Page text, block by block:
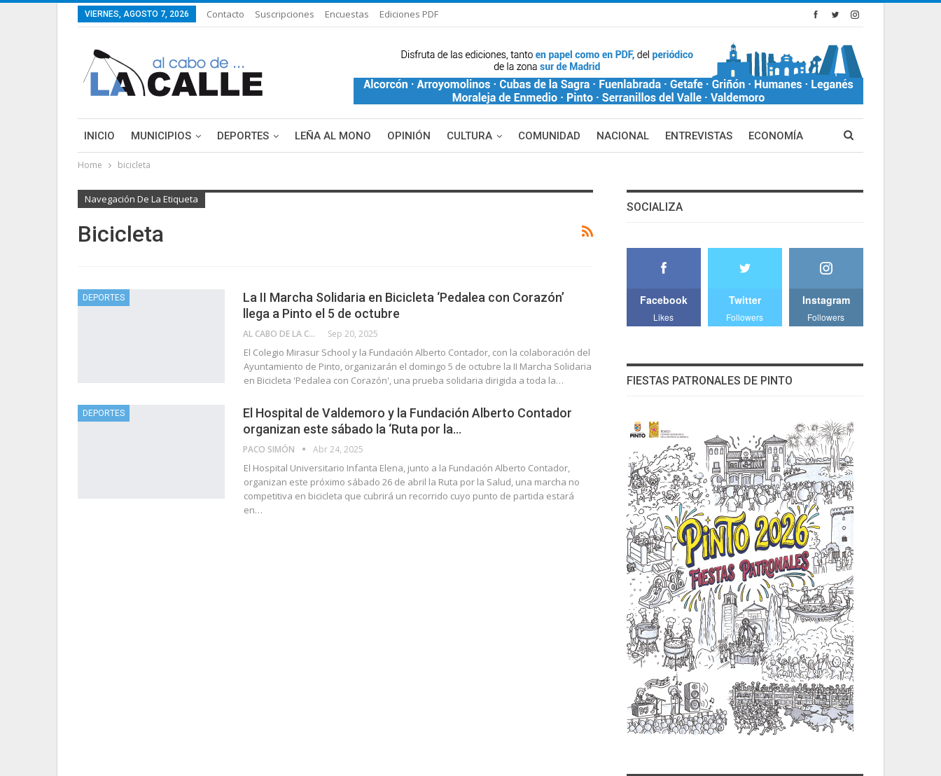
VIERNES, AGOSTO 7, 2026 Contacto Suscripciones Encuestas Ediciones PDF
INICIO MUNICIPIOS DEPORTES LEÑA AL MONO OPINIÓN CULTURA COMUNIDAD NACIONAL ENTREVISTAS ECONOMÍA
LIFESTYLE
Home bicicleta
Navegación De La Etiqueta
Bicicleta
DEPORTES
La II Marcha Solidaria en Bicicleta ‘Pedalea con Corazón’
llega a Pinto el 5 de octubre
AL CABO DE LA CALLE Sep 20, 2025
El Colegio Mirasur School y la Fundación Alberto Contador, con la colaboración del
Ayuntamiento de Pinto, organizarán el domingo 5 de octubre la II Marcha Solidaria
en Bicicleta 'Pedalea con Corazón', una prueba solidaria dirigida a toda la…
DEPORTES
El Hospital de Valdemoro y la Fundación Alberto Contador
organizan este sábado la ‘Ruta por la…
PACO SIMÓN Abr 24, 2025
El Hospital Universitario Infanta Elena, junto a la Fundación Alberto Contador,
organizan este próximo sábado 26 de abril la Ruta por la Salud, una marcha no
competitiva en bicicleta que cubrirá un recorrido cuyo punto de partida estará
en…
SOCIALIZA
Facebook
Likes
Twitter
Followers
Instagram
Followers
FIESTAS PATRONALES DE PINTO